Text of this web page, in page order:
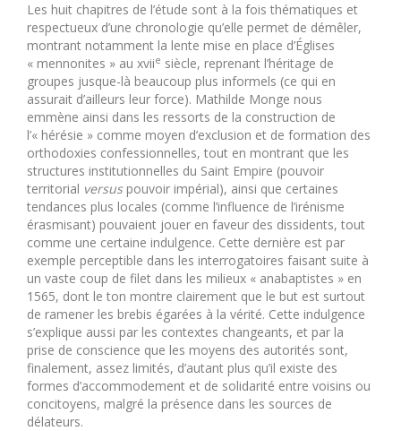
Les huit chapitres de l’étude sont à la fois thématiques et
respectueux d’une chronologie qu’elle permet de démêler,
montrant notamment la lente mise en place d’Églises
« mennonites » au xviie siècle, reprenant l’héritage de
groupes jusque-là beaucoup plus informels (ce qui en
assurait d’ailleurs leur force). Mathilde Monge nous
emmène ainsi dans les ressorts de la construction de
l’« hérésie » comme moyen d’exclusion et de formation des
orthodoxies confessionnelles, tout en montrant que les
structures institutionnelles du Saint Empire (pouvoir
territorial versuspouvoir impérial), ainsi que certaines
tendances plus locales (comme l’influence de l’irénisme
érasmisant) pouvaient jouer en faveur des dissidents, tout
comme une certaine indulgence. Cette dernière est par
exemple perceptible dans les interrogatoires faisant suite à
un vaste coup de filet dans les milieux « anabaptistes » en
1565, dont le ton montre clairement que le but est surtout
de ramener les brebis égarées à la vérité. Cette indulgence
s’explique aussi par les contextes changeants, et par la
prise de conscience que les moyens des autorités sont,
finalement, assez limités, d’autant plus qu’il existe des
formes d’accommodement et de solidarité entre voisins ou
concitoyens, malgré la présence dans les sources de
délateurs.